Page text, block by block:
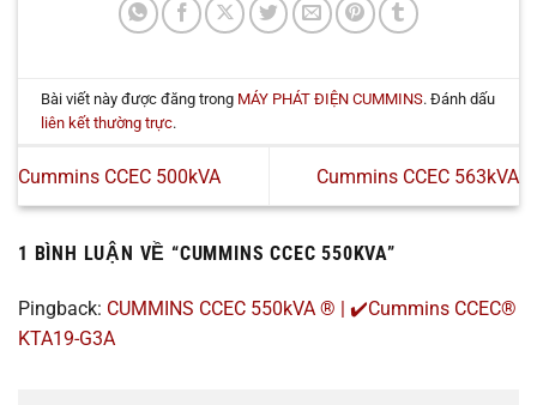
Bài viết này được đăng trong MÁY PHÁT ĐIỆN CUMMINS. Đánh dấu
liên kết thường trực.
Cummins CCEC 500kVA Cummins CCEC 563kVA
1 BÌNH LUẬN VỀ “CUMMINS CCEC 550KVA”
Pingback: CUMMINS CCEC 550kVA ® | ✔️Cummins CCEC®
KTA19-G3A